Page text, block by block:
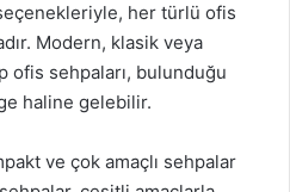
her türlü ofis
Modern, klasik veya
ofis sehpaları, bulunduğu
haline gelebilir.
ve çok amaçlı sehpalar